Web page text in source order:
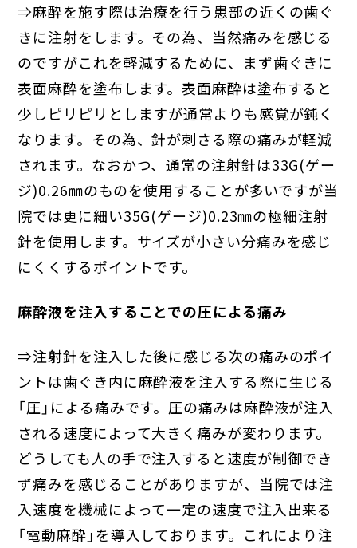
⇒麻酔を施す際は治療を行う患部の近くの歯ぐ
きに注射をします。その為、当然痛みを感じる
のですがこれを軽減するために、まず歯ぐきに
表面麻酔を塗布します。表面麻酔は塗布すると
少しピリピリとしますが通常よりも感覚が鈍く
なります。その為、針が刺さる際の痛みが軽減
されます。なおかつ、通常の注射針は33G(ゲー
ジ)0.26㎜のものを使用することが多いですが当
院では更に細い35G(ゲージ)0.23㎜の極細注射
針を使用します。サイズが小さい分痛みを感じ
にくくするポイントです。
麻酔液を注入することでの圧による痛み
⇒注射針を注入した後に感じる次の痛みのポイ
ントは歯ぐき内に麻酔液を注入する際に生じる
「圧」による痛みです。圧の痛みは麻酔液が注入
される速度によって大きく痛みが変わります。
どうしても人の手で注入すると速度が制御でき
ず痛みを感じることがありますが、当院では注
入速度を機械によって一定の速度で注入出来る
「電動麻酔」を導入しております。これにより注